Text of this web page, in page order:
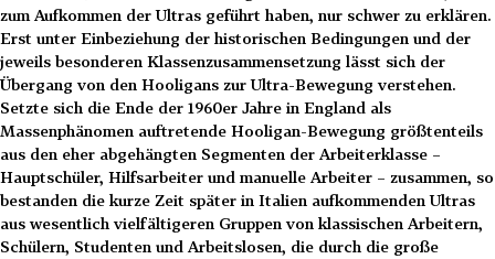
zum Aufkommen der Ultras geführt haben, nur schwer zu erklären.
Erst unter Einbeziehung der historischen Bedingungen und der
jeweils besonderen Klassenzusammensetzung lässt sich der
Übergang von den Hooligans zur Ultra-Bewegung verstehen.
Setzte sich die Ende der 1960er Jahre in England als
Massenphänomen auftretende Hooligan-Bewegung größtenteils
aus den eher abgehängten Segmenten der Arbeiterklasse –
Hauptschüler, Hilfsarbeiter und manuelle Arbeiter – zusammen, so
bestanden die kurze Zeit später in Italien aufkommenden Ultras
aus wesentlich vielfältigeren Gruppen von klassischen Arbeitern,
Schülern, Studenten und Arbeitslosen, die durch die große